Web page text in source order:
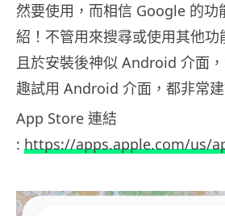
然要使用，而相信 Google 的功
紹！不管用來搜尋或使用其他功
且於安裝後神似 Android 介面
趣試用 Android 介面，都非常
App Store 連結
: https://apps.apple.com/us/